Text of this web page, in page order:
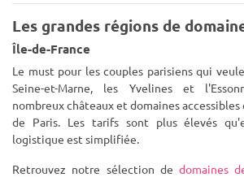
Les grandes régions de
Île-de-France
Le must pour les couples parisiens qui
Seine-et-Marne, les Yvelines et
nombreux châteaux et domaines
de Paris. Les tarifs sont plus élevés
logistique est simplifiée.
Retrouvez notre sélection de domaines